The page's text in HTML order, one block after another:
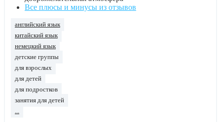
Все плюсы и минусы из отзывов
английский язык
китайский язык
немецкий язык
детские группы
для взрослых
для детей
для подростков
занятия для детей